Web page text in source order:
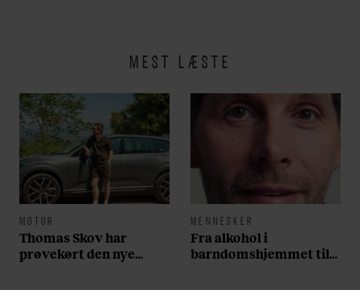
MEST LÆSTE
MOTOR
Thomas Skov har
prøvekørt den nye
MENNESKER
Fra alkohol i
barndomshjemmet til